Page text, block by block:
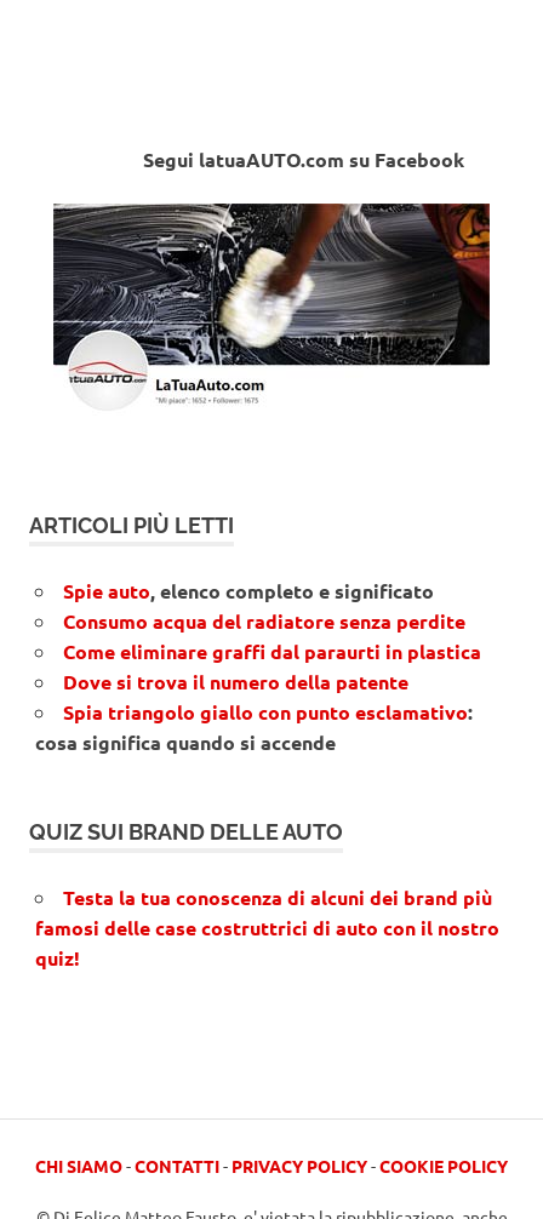
Segui latuaAUTO.com su Facebook
ARTICOLI PIÙ LETTI
Spie auto, elenco completo e significato
Consumo acqua del radiatore senza perdite
Come eliminare graffi dal paraurti in plastica
Dove si trova il numero della patente
Spia triangolo giallo con punto esclamativo:
cosa significa quando si accende
QUIZ SUI BRAND DELLE AUTO
Testa la tua conoscenza di alcuni dei brand più
famosi delle case costruttrici di auto con il nostro
quiz!
CHI SIAMO-CONTATTI- PRIVACY POLICY-COOKIE POLICY